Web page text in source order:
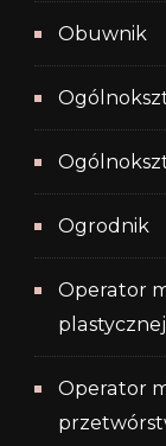
Obuwnik
Ogrodnik
Operator
plastycznej
Operator